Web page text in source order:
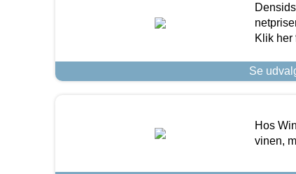
Klik her
Se
Hos
vinen,